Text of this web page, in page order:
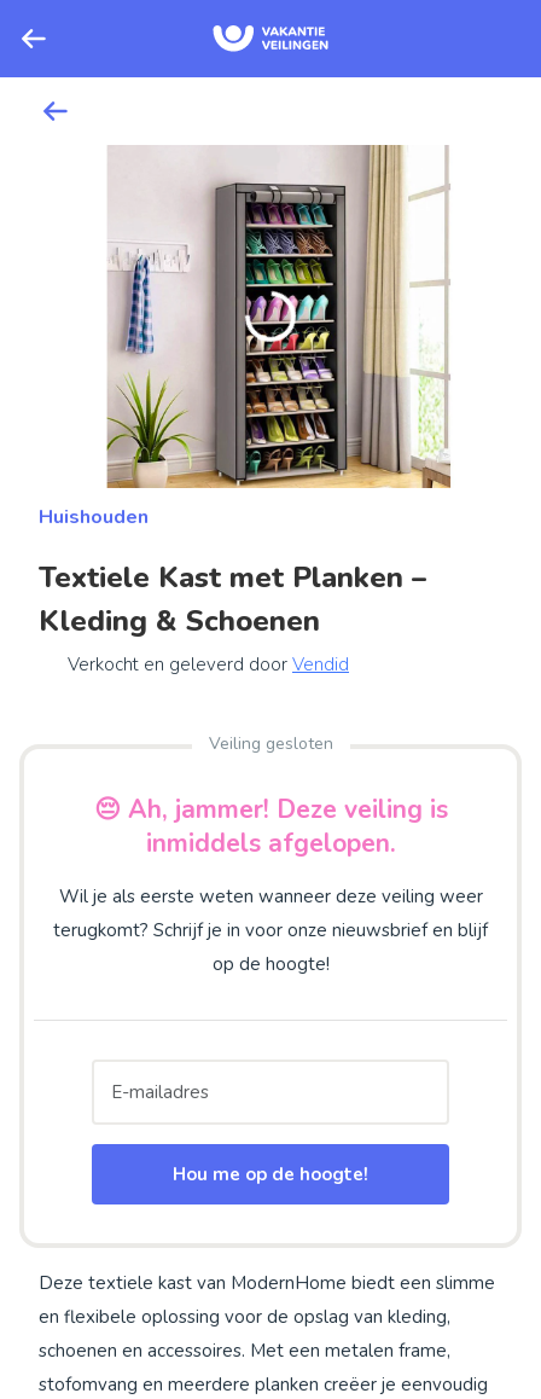
Huishouden
Textiele Kast met Planken –
Kleding & Schoenen
Verkocht en geleverd door Vendid
Veiling gesloten
😔 Ah, jammer! Deze veiling is
inmiddels afgelopen.
Wil je als eerste weten wanneer deze veiling weer
terugkomt? Schrijf je in voor onze nieuwsbrief en blijf
op de hoogte!
Hou me op de hoogte!
Deze textiele kast van ModernHome biedt een slimme
en flexibele oplossing voor de opslag van kleding,
schoenen en accessoires. Met een metalen frame,
stofomvang en meerdere planken creëer je eenvoudig